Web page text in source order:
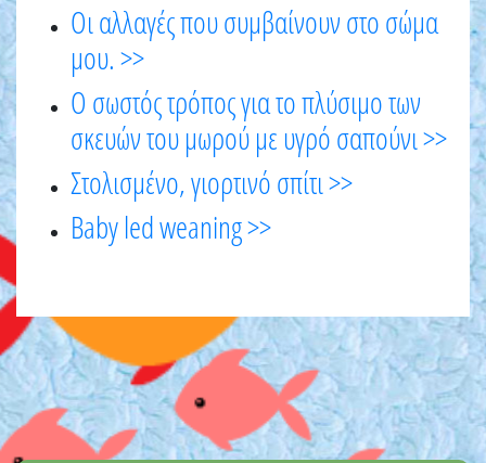
Οι αλλαγές που συμβαίνουν στο σώμα
μου. >>
Ο σωστός τρόπος για το πλύσιμο των
σκευών του μωρού με υγρό σαπούνι >>
Στολισμένο, γιορτινό σπίτι >>
Baby led weaning >>